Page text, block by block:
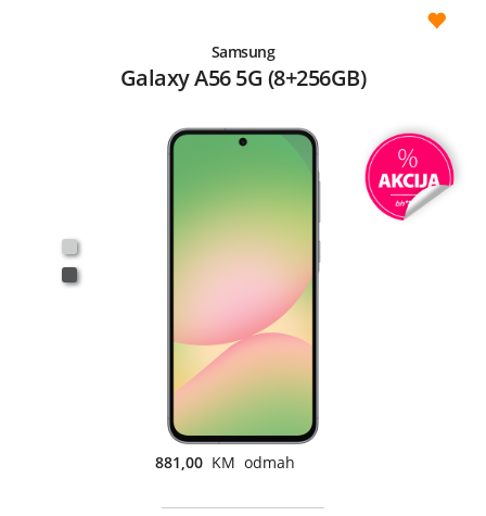
Samsung
Galaxy A56 5G (8+256GB)
881,00 KM odmah